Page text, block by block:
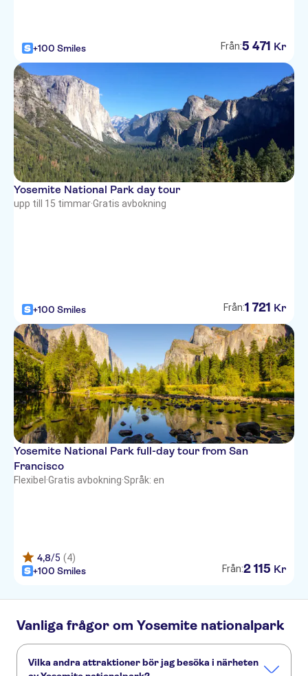
+100 Smiles Från:5 471 Kr
Yosemite National Park day tour
upp till 15 timmar·Gratis avbokning
+100 Smiles Från:1 721 Kr
Yosemite National Park full-day tour from San
Francisco
Flexibel ·Gratis avbokning·Språk: en
4,8/5 (4)
+100 Smiles
Från:2 115 Kr
Vanliga frågor om Yosemite nationalpark
Vilka andra attraktioner bör jag besöka i närheten